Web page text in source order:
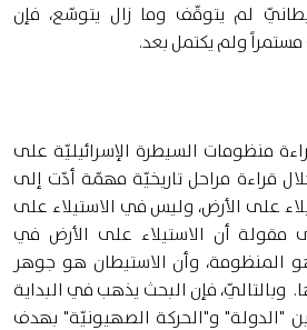
لم يتوقّف وما زال يتوسّع، فإن
مستمراً ولم يكتمل بعد.
منظومات السيطرة الإسرائيليّة على
قراءة مراحل تاريخيّة مهمّة أدّت إلى
على الأرض، وليس في الاستيلاء على
مقولة أن الاستيلاء على الأرض في
المنظومة، وأن الاستيطان هو جوهر
فإن البحث يذهب في البداية
"الدولة" و"الحركة الصهيونيّة" بهدف